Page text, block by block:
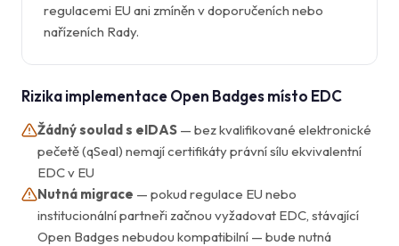
regulacemi EU ani zmíněn v doporučeních nebo
nařízeních Rady.
Rizika implementace Open Badges místo EDC
Žádný soulad s eIDAS — bez kvalifikované elektronické
pečetě (qSeal) nemají certifikáty právní sílu ekvivalentní
EDC v EU
Nutná migrace — pokud regulace EU nebo
institucionální partneři začnou vyžadovat EDC, stávající
Open Badges nebudou kompatibilní — bude nutná